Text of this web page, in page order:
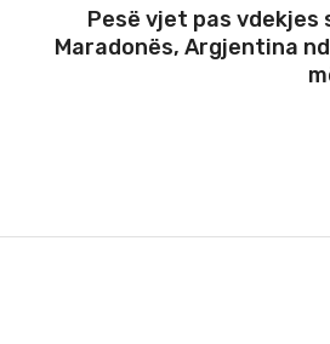
Pesë vjet pas vdekjes
Maradonës, Argjentina